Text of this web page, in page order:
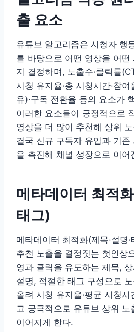
출 요소
유튜브 알고리즘은 시청자 행
를 바탕으로 어떤 영상을 어떤
지 결정하며, 노출수·클릭률
시청 유지율·총 시청시간·참여
유)·구독 전환율 등의 요소가
이러한 요소들이 긍정적으로
영상을 더 많이 추천해 상위
결국 신규 구독자 유입과 기
을 촉진해 채널 성장으로 이어
메타데이터 최적
태그)
메타데이터 최적화(제목·설명
추천 노출을 결정짓는 첫인상
영과 클릭을 유도하는 제목,
설명, 적절한 태그 구성으로
올려 시청 유지율·평균 시청시
고 궁극적으로 유튜브 상위 노
이어지게 한다.